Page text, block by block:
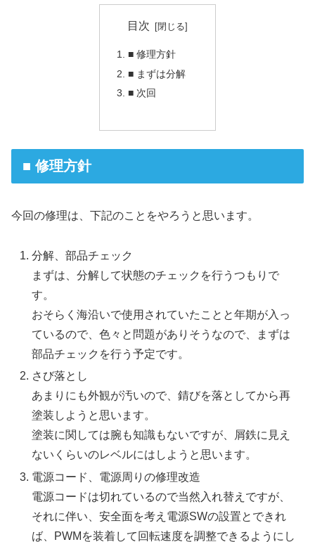
目次
■ 修理方針
■ まずは分解
■ 次回
■ 修理方針
今回の修理は、下記のことをやろうと思います。
分解、部品チェック
まずは、分解して状態のチェックを行うつもりで
す。
おそらく海沿いで使用されていたことと年期が入っ
ているので、色々と問題がありそうなので、まずは
部品チェックを行う予定です。
さび落とし
あまりにも外観が汚いので、錆びを落としてから再
塗装しようと思います。
塗装に関しては腕も知識もないですが、屑鉄に見え
ないくらいのレベルにはしようと思います。
電源コード、電源周りの修理改造
電源コードは切れているので当然入れ替えですが、
それに伴い、安全面を考え電源SWの設置とできれ
ば、PWMを装着して回転速度を調整できるようにし